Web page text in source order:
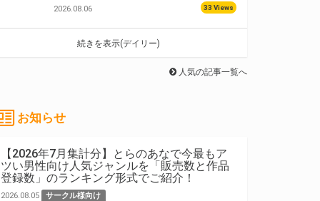
2026.08.06 33 Views
続きを表示(デイリー)
人気の記事一覧へ
お知らせ
【2026年7月集計分】とらのあなで今最もア
ツい男性向け人気ジャンルを「販売数と作品
登録数」のランキング形式でご紹介！
2026.08.05 サークル様向け